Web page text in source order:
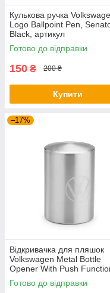
Кулькова ручка
Logo Ballpoint Pen,
Black, артикул
000087703ME041
Готово до відправки
150 ₴ 200 ₴
Купити
–17%
Відкривачка для пляшок
Volkswagen Metal Bottle
Opener With Push
NM, артикул
000087703LTJKA
Готово до відправки